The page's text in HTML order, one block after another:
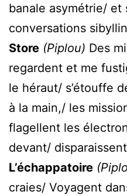
banale asymétrie/ et
conversations
Store (Piplou) Des
regardent et me
le héraut/ s’étouffe
à la main,/ les
flagellent les
devant/
L’échappatoire
craies/ Voyagent